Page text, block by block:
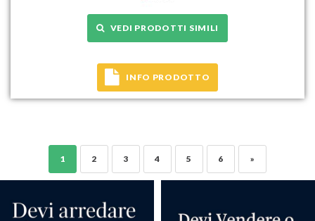
VEDI PRODOTTI SIMILI
INFO PRODOTTO
1 2 3 4 5 6 »